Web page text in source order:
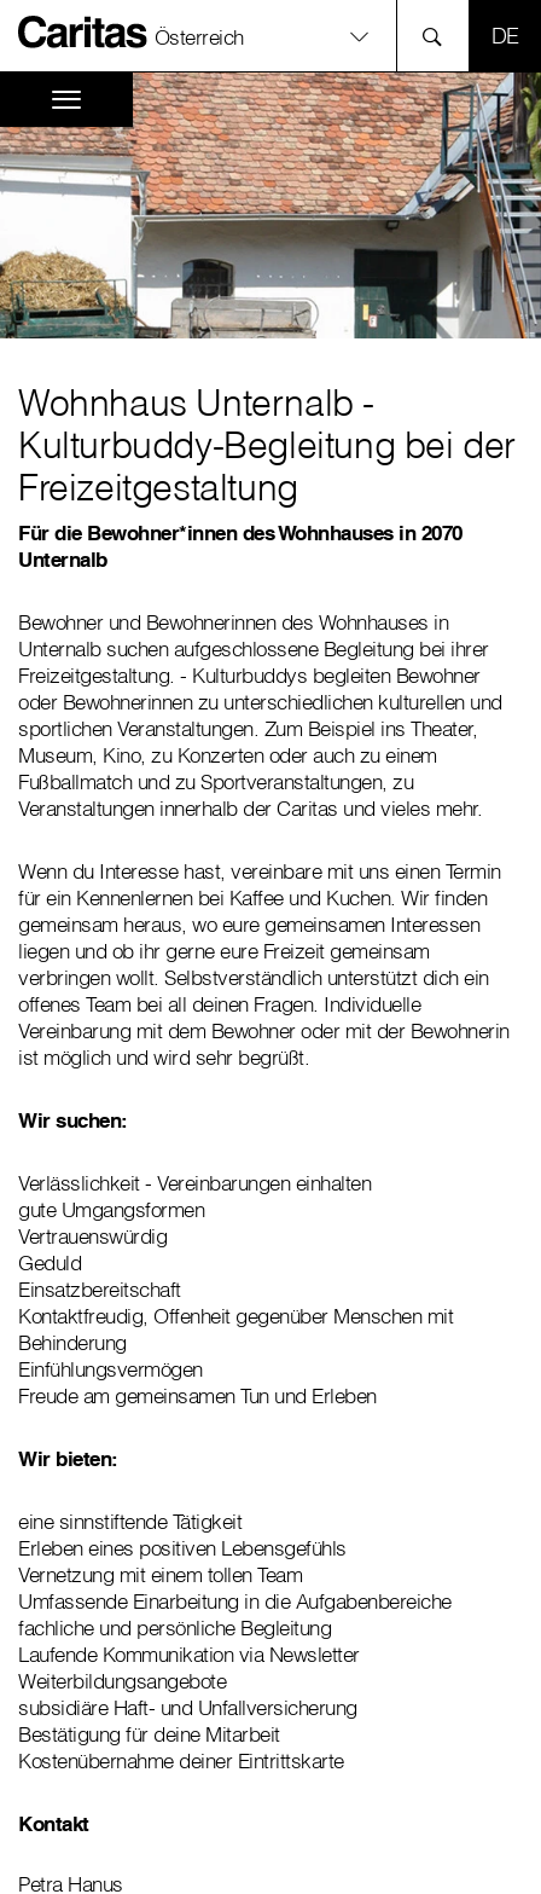
Österreich
Wohnhaus Unternalb -
Kulturbuddy-Begleitung bei der
Freizeitgestaltung
Für die Bewohner*innen des Wohnhauses in 2070
Unternalb
Bewohner und Bewohnerinnen des Wohnhauses in
Unternalb suchen aufgeschlossene Begleitung bei ihrer
Freizeitgestaltung. - Kulturbuddys begleiten Bewohner
oder Bewohnerinnen zu unterschiedlichen kulturellen und
sportlichen Veranstaltungen. Zum Beispiel ins Theater,
Museum, Kino, zu Konzerten oder auch zu einem
Fußballmatch und zu Sportveranstaltungen, zu
Veranstaltungen innerhalb der Caritas und vieles mehr.
Wenn du Interesse hast, vereinbare mit uns einen Termin
für ein Kennenlernen bei Kaffee und Kuchen. Wir finden
gemeinsam heraus, wo eure gemeinsamen Interessen
liegen und ob ihr gerne eure Freizeit gemeinsam
verbringen wollt. Selbstverständlich unterstützt dich ein
offenes Team bei all deinen Fragen. Individuelle
Vereinbarung mit dem Bewohner oder mit der Bewohnerin
ist möglich und wird sehr begrüßt.
Wir suchen:
Verlässlichkeit - Vereinbarungen einhalten
gute Umgangsformen
Vertrauenswürdig
Geduld
Einsatzbereitschaft
Kontaktfreudig, Offenheit gegenüber Menschen mit
Behinderung
Einfühlungsvermögen
Freude am gemeinsamen Tun und Erleben
Wir bieten:
eine sinnstiftende Tätigkeit
Erleben eines positiven Lebensgefühls
Vernetzung mit einem tollen Team
Umfassende Einarbeitung in die Aufgabenbereiche
fachliche und persönliche Begleitung
Laufende Kommunikation via Newsletter
Weiterbildungsangebote
subsidiäre Haft- und Unfallversicherung
Bestätigung für deine Mitarbeit
Kostenübernahme deiner Eintrittskarte
Kontakt
Petra Hanus